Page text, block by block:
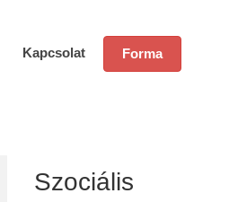
Kapcsolat Forma
Szociális